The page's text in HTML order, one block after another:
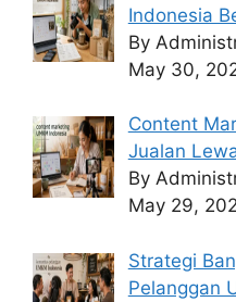
Indonesia
By
May 30,
Content
Jualan
By
May 29,
Strategi
Pelanggan